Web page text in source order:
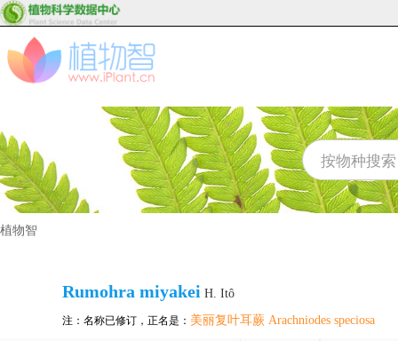
植物智
Rumohra miyakei H. Itô
注：名称已修订，正名是： 美丽复叶耳蕨 Arachniodes speciosa